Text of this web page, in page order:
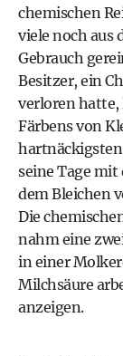
chemischen
viele noch aus
Gebrauch
Besitzer, ein
verloren hatte,
Färbens von
seine Tage
dem Bleichen
Die
nahm eine
in einer
Milchsäure
anzeigen.